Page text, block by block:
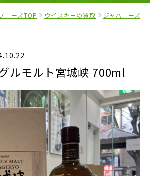
ニーズTOP ウイスキーの買取 ジャパニーズ
ルモルト宮城峡 700ml